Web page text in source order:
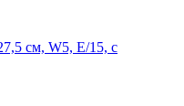
см, W5, E/15, с